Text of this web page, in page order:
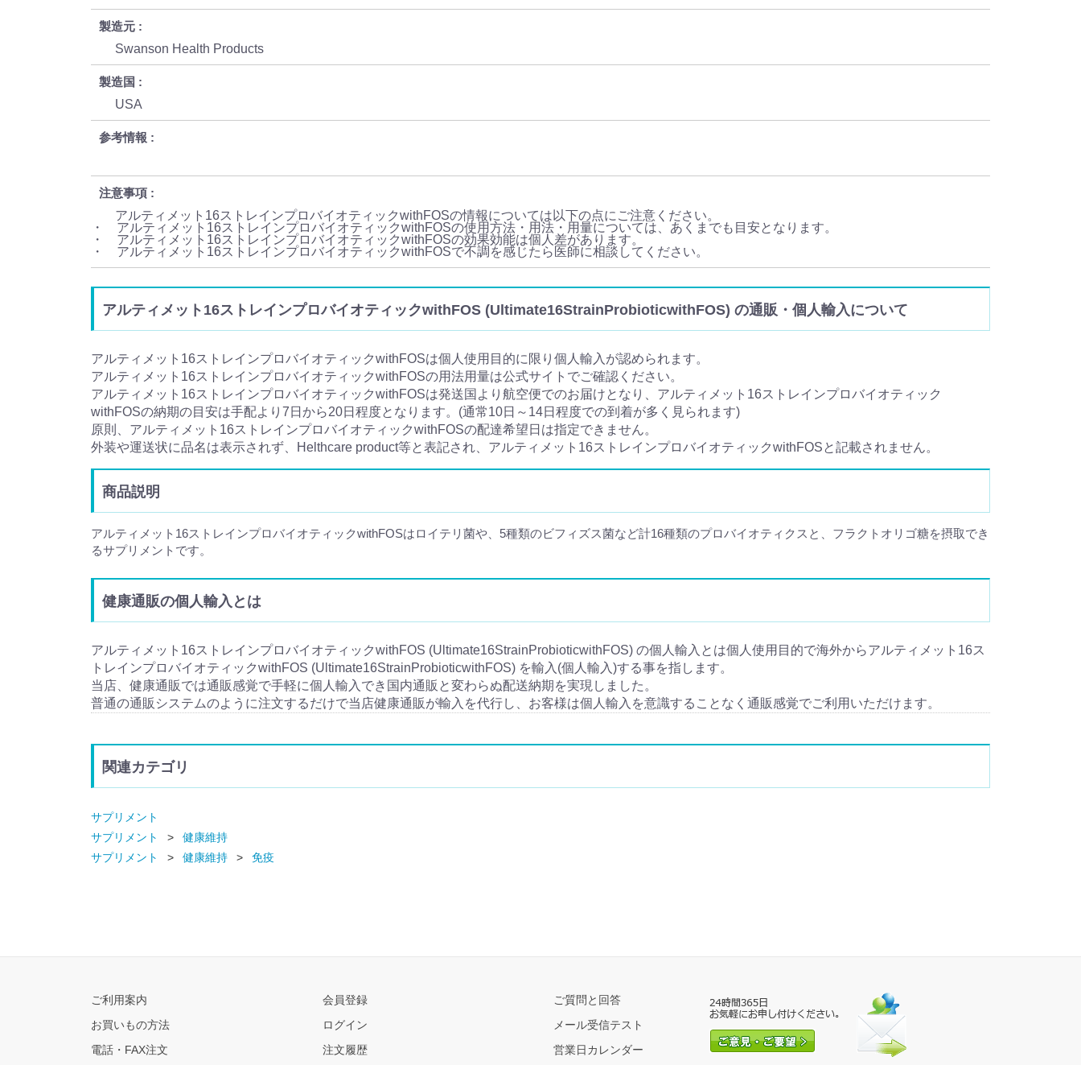
製造元
Swanson Health Products
製造国
USA
参考情報
注意事項
アルティメット16ストレインプロバイオティックwithFOSの情報については以下の点にご注意ください。
・ アルティメット16ストレインプロバイオティックwithFOSの使用方法・用法・用量については、あくまでも目安となります。
・ アルティメット16ストレインプロバイオティックwithFOSの効果効能は個人差があります。
・ アルティメット16ストレインプロバイオティックwithFOSで不調を感じたら医師に相談してください。
アルティメット16ストレインプロバイオティックwithFOS (Ultimate16StrainProbioticwithFOS) の通販・個人輸入について
アルティメット16ストレインプロバイオティックwithFOSは個人使用目的に限り個人輸入が認められます。
アルティメット16ストレインプロバイオティックwithFOSの用法用量は公式サイトでご確認ください。
アルティメット16ストレインプロバイオティックwithFOSは発送国より航空便でのお届けとなり、アルティメット16ストレインプロバイオティック
withFOSの納期の目安は手配より7日から20日程度となります。(通常10日～14日程度での到着が多く見られます)
原則、アルティメット16ストレインプロバイオティックwithFOSの配達希望日は指定できません。
外装や運送状に品名は表示されず、Helthcare product等と表記され、アルティメット16ストレインプロバイオティックwithFOSと記載されません。
商品説明
アルティメット16ストレインプロバイオティックwithFOSはロイテリ菌や、5種類のビフィズス菌など計16種類のプロバイオティクスと、フラクトオリゴ糖を摂取でき
るサプリメントです。
健康通販の個人輸入とは
アルティメット16ストレインプロバイオティックwithFOS (Ultimate16StrainProbioticwithFOS) の個人輸入とは個人使用目的で海外からアルティメット16ス
トレインプロバイオティックwithFOS (Ultimate16StrainProbioticwithFOS) を輸入(個人輸入)する事を指します。
当店、健康通販では通販感覚で手軽に個人輸入でき国内通販と変わらぬ配送納期を実現しました。
普通の通販システムのように注文するだけで当店健康通販が輸入を代行し、お客様は個人輸入を意識することなく通販感覚でご利用いただけます。
関連カテゴリ
サプリメント
サプリメント
健康維持
サプリメント
健康維持 免疫
ご利用案内
お買いもの方法
電話・FAX注文
会員登録
ログイン
注文履歴
ご質問と回答
メール受信テスト
営業日カレンダー